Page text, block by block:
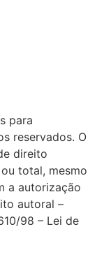
para
reservados. O
direito
total, mesmo
a autorização
autoral –
98 – Lei de